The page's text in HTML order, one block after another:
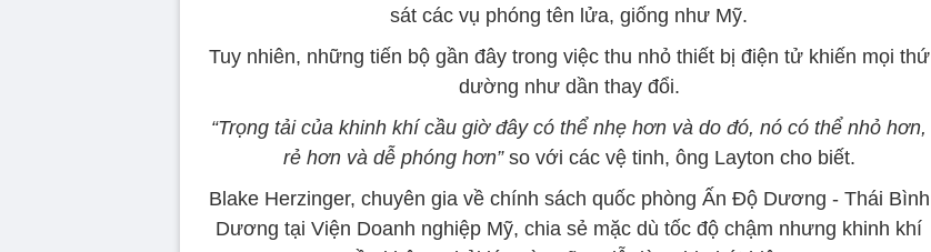
sát các vụ phóng tên lửa, giống như Mỹ.
Tuy nhiên, những tiến bộ gần đây trong việc thu nhỏ thiết bị điện tử khiến mọi thứ
dường như dần thay đổi.
“Trọng tải của khinh khí cầu giờ đây có thể nhẹ hơn và do đó, nó có thể nhỏ hơn,
rẻ hơn và dễ phóng hơn”so với các vệ tinh, ông Layton cho biết.
Blake Herzinger, chuyên gia về chính sách quốc phòng Ấn Độ Dương - Thái Bình
Dương tại Viện Doanh nghiệp Mỹ, chia sẻ mặc dù tốc độ chậm nhưng khinh khí